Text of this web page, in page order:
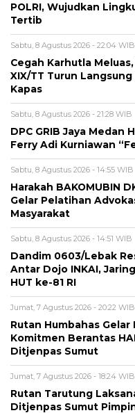
POLRI, Wujudkan
Tertib
Sabtu, 8 Agustus 2026 - 22:04 WIB
Cegah Karhutla
XIX/TT Turun
Kapas
Sabtu, 8 Agustus 2026 - 21:28 WIB
DPC GRIB Jaya Medan
Ferry Adi Kurniawan
Sabtu, 8 Agustus 2026 - 14:55 WIB
Harakah BAKOMUBIN
Gelar Pelatihan
Masyarakat
Sabtu, 8 Agustus 2026 - 14:51 WIB
Dandim 0603/Lebak
Antar Dojo INKAI,
HUT ke-81 RI
Jumat, 7 Agustus 2026 - 20:22 WIB
Rutan Humbahas
Komitmen Berantas
Ditjenpas Sumut
Jumat, 7 Agustus 2026 - 18:24 WIB
Rutan Tarutung
Ditjenpas Sumut